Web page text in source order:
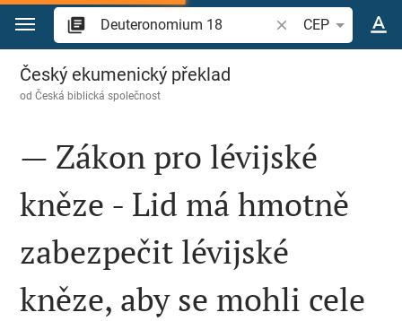
Přejít na obsah
Vyhledat biblický
CEP
Deuteronomium 18
Český ekumenický překlad
odČeská biblická společnost
— Zákon pro lévijské
kněze - Lid má hmotně
zabezpečit lévijské
kněze, aby se mohli cele